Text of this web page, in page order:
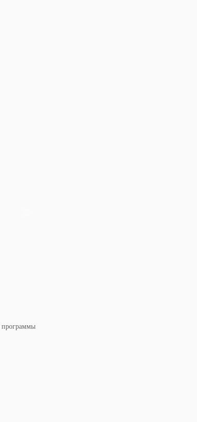
программы